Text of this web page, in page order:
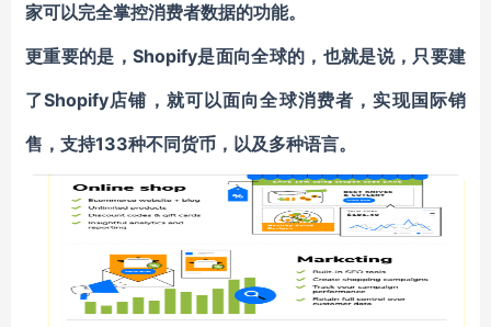
家可以完全掌控消费者数据的功能。
更重要的是，Shopify是面向全球的，也就是说，只要建
了Shopify店铺，就可以面向全球消费者，实现国际销
售，支持133种不同货币，以及多种语言。